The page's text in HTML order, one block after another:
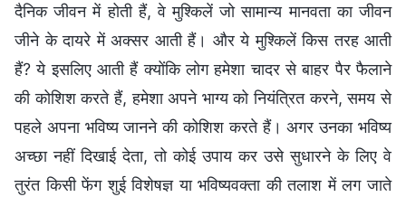
दैनिक जीवन में होती हैं, वे मुश्किलें जो सामान्य मानवता का जीवन
जीने के दायरे में अक्सर आती हैं। और ये मुश्किलें किस तरह आती
हैं? ये इसलिए आती हैं क्योंकि लोग हमेशा चादर से बाहर पैर फैलाने
की कोशिश करते हैं, हमेशा अपने भाग्य को नियंत्रित करने, समय से
पहले अपना भविष्य जानने की कोशिश करते हैं। अगर उनका भविष्य
अच्छा नहीं दिखाई देता, तो कोई उपाय कर उसे सुधारने के लिए वे
तुरंत किसी फेंग शुई विशेषज्ञ या भविष्यवक्ता की तलाश में लग जाते